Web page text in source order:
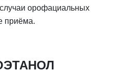
орофациальных
приёма.